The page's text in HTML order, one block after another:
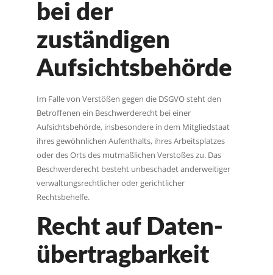
bei der
zuständigen
Aufsichts­behörde
Im Falle von Verstößen gegen die DSGVO steht den
Betroffenen ein Beschwerderecht bei einer
Aufsichtsbehörde, insbesondere in dem Mitgliedstaat
ihres gewöhnlichen Aufenthalts, ihres Arbeitsplatzes
oder des Orts des mutmaßlichen Verstoßes zu. Das
Beschwerderecht besteht unbeschadet anderweitiger
verwaltungsrechtlicher oder gerichtlicher
Rechtsbehelfe.
Recht auf Daten­
übertrag­barkeit